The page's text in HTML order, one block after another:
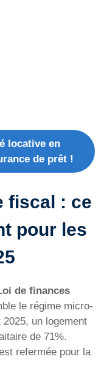
locative en
de prêt !
fiscal : ce
pour les
de finances
le régime micro-
2025, un logement
de 71%.
refermée pour la